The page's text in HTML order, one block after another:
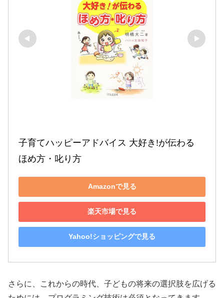
子育てハッピーアドバイス 大好き!が伝わる
ほめ方・叱り方
Amazonで見る
楽天市場で見る
Yahoo!ショッピングで見る
さらに、これからの時代、子どもの将来の選択肢を広げる